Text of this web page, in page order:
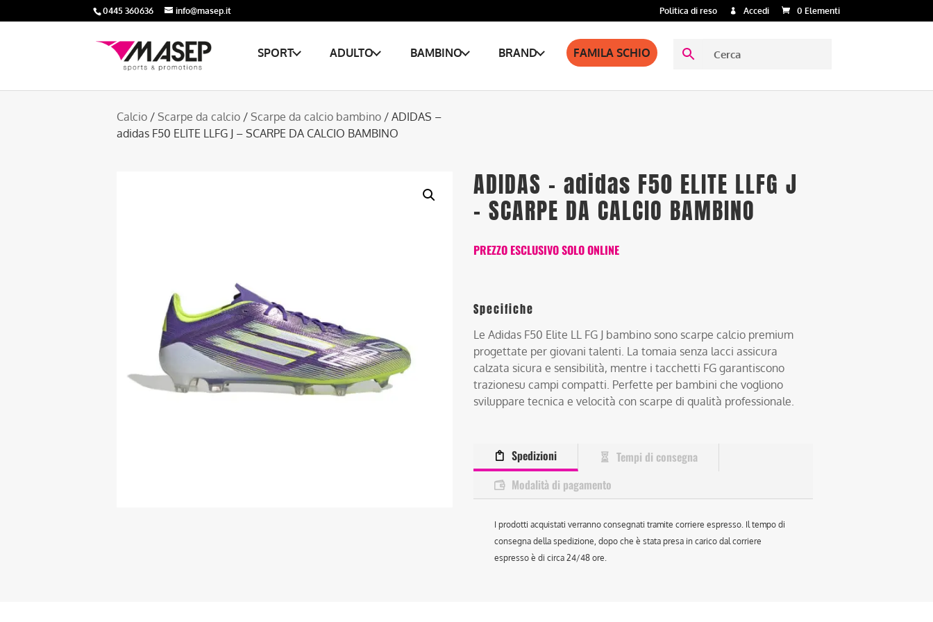
0445 360636 info@masep.it Politica di reso Accedi 0 Elementi
SPORT ADULTO BAMBINO BRAND FAMILA SCHIO
Calcio / Scarpe da calcio / Scarpe da calcio bambino / ADIDAS –
adidas F50 ELITE LLFG J – SCARPE DA CALCIO BAMBINO
ADIDAS – adidas F50 ELITE LLFG J
– SCARPE DA CALCIO BAMBINO
PREZZO ESCLUSIVO SOLO ONLINE
Specifiche
Le Adidas F50 Elite LL FG J bambino sono scarpe calcio premium
progettate per giovani talenti. La tomaia senza lacci assicura
calzata sicura e sensibilità, mentre i tacchetti FG garantiscono
trazionesu campi compatti. Perfette per bambini che vogliono
sviluppare tecnica e velocità con scarpe di qualità professionale.
Spedizioni
Tempi di consegna
Modalità di pagamento
I prodotti acquistati verranno consegnati tramite corriere espresso. Il tempo di
consegna della spedizione, dopo che è stata presa in carico dal corriere
espresso è di circa 24/48 ore.